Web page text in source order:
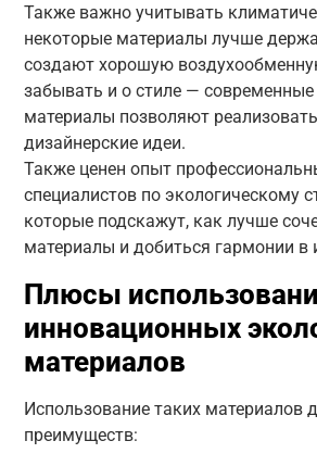
Также важно учитывать
некоторые материалы лучше
создают хорошую
забывать и о стиле —
материалы позволяют
дизайнерские идеи.
Также ценен опыт
специалистов по экологическому
которые подскажут, как лучше
материалы и добиться гармонии в
Плюсы
инновационных
материалов
Использование таких материалов
преимуществ: